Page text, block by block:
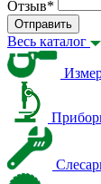
Отзыв*
Отправить
Весь каталог